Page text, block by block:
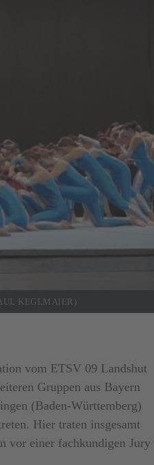
KEGLMAIER)
vom ETSV 09 Landshut
Gruppen aus Bayern
(Baden-Württemberg)
Hier traten insgesamt
vor einer fachkundigen Jury